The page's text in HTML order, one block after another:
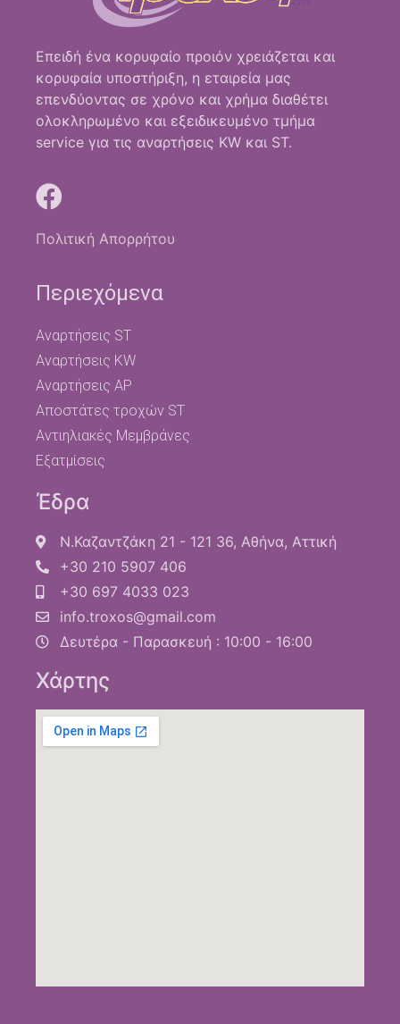
Επειδή ένα κορυφαίο προιόν χρειάζεται και
κορυφαία υποστήριξη, η εταιρεία μας
επενδύοντας σε χρόνο και χρήμα διαθέτει
ολοκληρωμένο και εξειδικευμένο τμήμα
service για τις αναρτήσεις KW και ST.
Πολιτική Απορρήτου
Περιεχόμενα
Αναρτήσεις ST
Αναρτήσεις KW
Αναρτήσεις AP
Αποστάτες τροχών ST
Αντιηλιακές Μεμβράνες
Εξατμίσεις
Έδρα
Ν.Καζαντζάκη 21 - 121 36, Αθήνα, Αττική
+30 210 5907 406
+30 697 4033 023
info.troxos@gmail.com
Δευτέρα - Παρασκευή : 10:00 - 16:00
Χάρτης